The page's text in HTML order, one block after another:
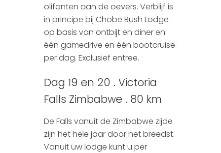
olifanten aan de oevers. Verblijf is
in principe bij Chobe Bush Lodge
op basis van ontbijt en diner en
één gamedrive en één bootcruise
per dag. Exclusief entree.
Dag 19 en 20 . Victoria
Falls Zimbabwe . 80 km
De Falls vanuit de Zimbabwe zijde
zijn het hele jaar door het breedst.
Vanuit uw lodge kunt u per